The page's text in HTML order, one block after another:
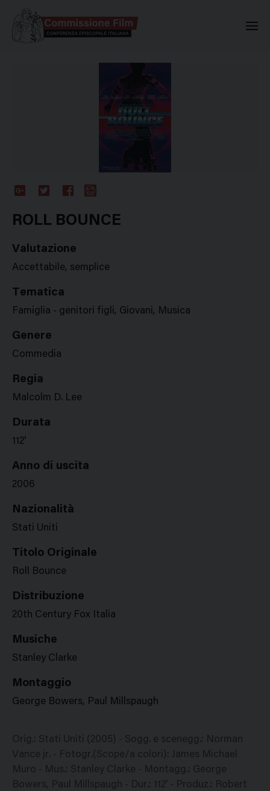
Plus
ROLL BOUNCE
Valutazione
Accettabile, semplice
Tematica
Famiglia - genitori figli, Giovani, Musica
Genere
Commedia
Regia
Malcolm D. Lee
Durata
112'
Anno di uscita
2006
Nazionalità
Stati Uniti
Titolo Originale
Roll Bounce
Distribuzione
20th Century Fox Italia
Musiche
Stanley Clarke
Montaggio
George Bowers, Paul Millspaugh
Orig.: Stati Uniti (2005) - Sogg. e scenegg.: Norman
Vance jr. - Fotogr.(Scope/a colori): James Michael
Muro - Mus.: Stanley Clarke - Montagg.: George
Bowers, Paul Millspaugh - Dur.: 112' - Produz.: Robert